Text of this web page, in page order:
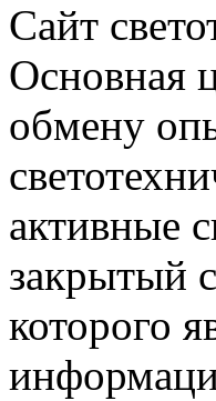
Сайт
Основная
обмену
активные
закрытый
которого